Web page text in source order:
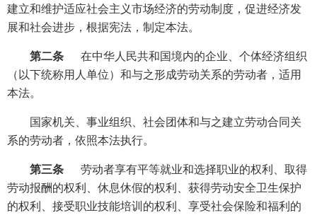
建立和维护适应社会主义市场经济的劳动制度，促进经济发
展和社会进步，根据宪法，制定本法。
第二条
在中华人民共和国境内的企业、个体经济组织
（以下统称用人单位）和与之形成劳动关系的劳动者，适用
本法。
国家机关、事业组织、社会团体和与之建立劳动合同关
系的劳动者，依照本法执行。
第三条
劳动者享有平等就业和选择职业的权利、取得
劳动报酬的权利、休息休假的权利、获得劳动安全卫生保护
的权利、接受职业技能培训的权利、享受社会保险和福利的